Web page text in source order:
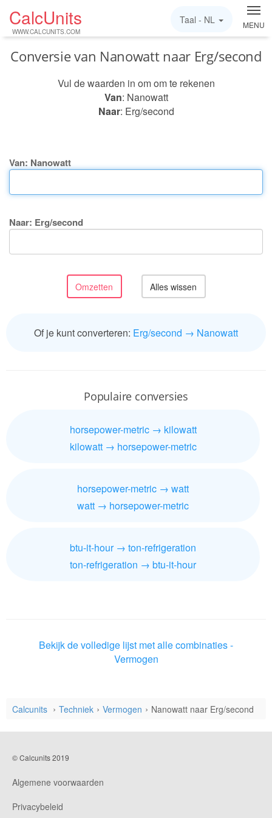
CalcUnits
WWW.CALCUNITS.COM
MENU
Taal - NL
Conversie van Nanowatt naar Erg/second
Vul de waarden in om om te rekenen
Van: Nanowatt
Naar: Erg/second
Van: Nanowatt
Naar: Erg/second
Of je kunt converteren: Erg/second → Nanowatt
Populaire conversies
horsepower-metric → kilowatt
kilowatt → horsepower-metric
horsepower-metric → watt
watt → horsepower-metric
btu-it-hour → ton-refrigeration
ton-refrigeration → btu-it-hour
Bekijk de volledige lijst met alle combinaties -
Vermogen
Calcunits Techniek Vermogen Nanowatt naar Erg/second
© Calcunits 2019
Algemene voorwaarden
Privacybeleid